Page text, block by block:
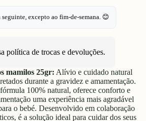
excepto ao fim-de-semana. 😊
política de trocas e devoluções.
mamilos 25gr: Alívio e cuidado natural
durante a gravidez e amamentação.
100% natural, oferece conforto e
uma experiência mais agradável
o bebé. Desenvolvido em colaboração
é a solução ideal para cuidar dos seus